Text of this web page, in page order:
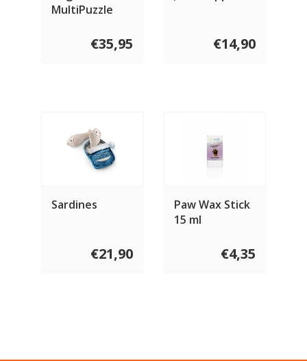
MultiPuzzle
€35,95 €14,90
Sardines
€21,90
Paw Wax Stick
15 ml
€4,35